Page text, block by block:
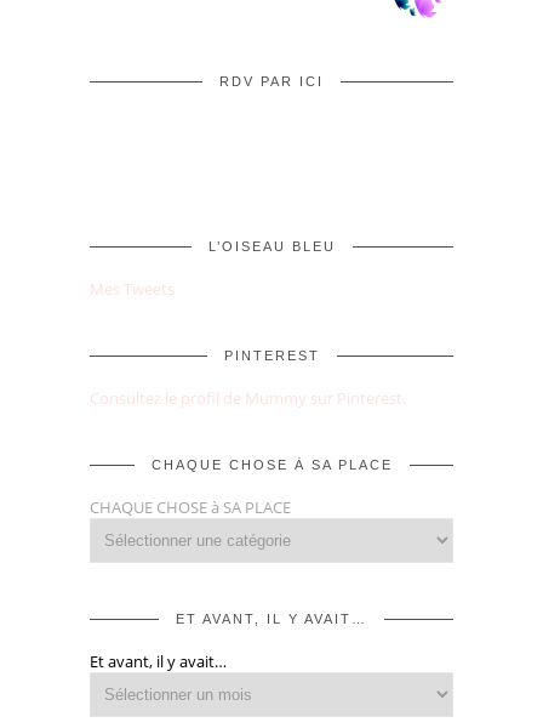
RDV PAR ICI
L’OISEAU BLEU
Mes Tweets
PINTEREST
Consultez le profil de Mummy sur Pinterest.
CHAQUE CHOSE À SA PLACE
CHAQUE CHOSE à SA PLACE
ET AVANT, IL Y AVAIT…
Et avant, il y avait…